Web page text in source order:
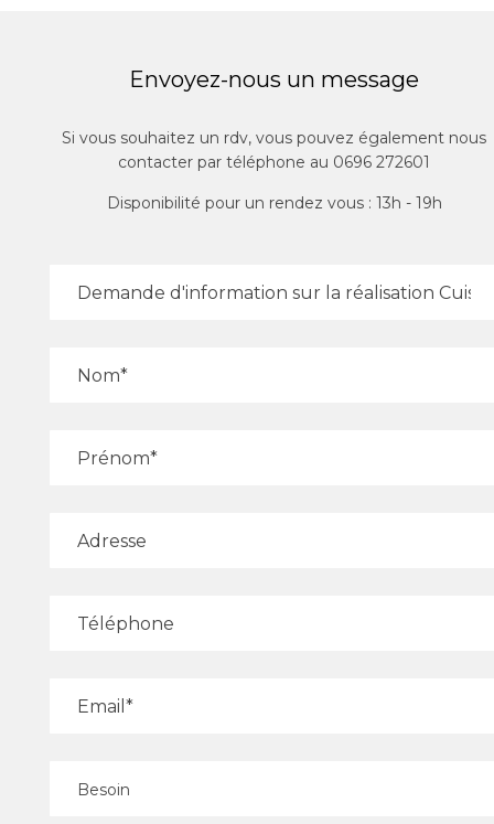
Envoyez-nous un message
Si vous souhaitez un rdv, vous pouvez également nous
contacter par téléphone au 0696 272601
Disponibilité pour un rendez vous : 13h - 19h